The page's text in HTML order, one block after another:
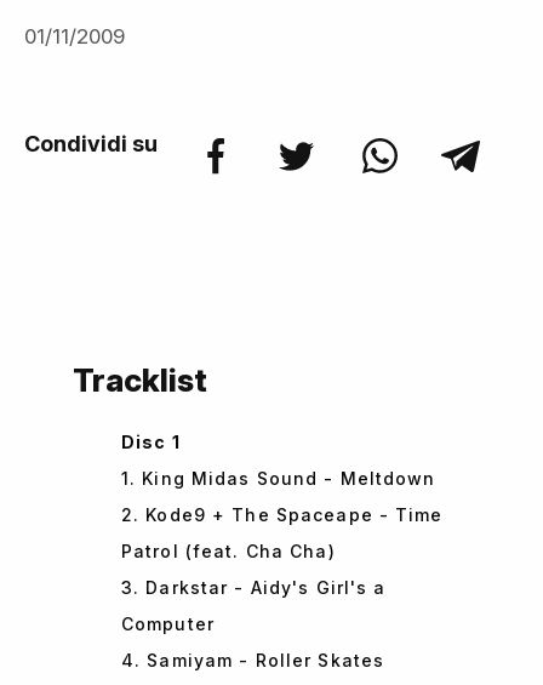
01/11/2009
Condividi su
Tracklist
Disc 1
1. King Midas Sound - Meltdown
2. Kode9 + The Spaceape - Time
Patrol (feat. Cha Cha)
3. Darkstar - Aidy's Girl's a
Computer
4. Samiyam - Roller Skates